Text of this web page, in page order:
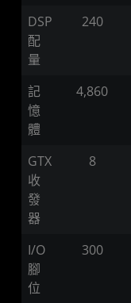
DSP
配
量
240
記
憶
體
4,860
GTX
收
發
器
8
I/O
腳
位
300